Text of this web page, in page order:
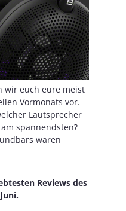
wir euch eure meist
Vormonats vor.
Lautsprecher
spannendsten?
waren
Reviews des